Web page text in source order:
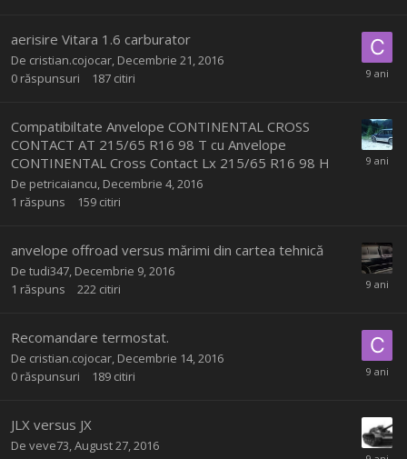
aerisire Vitara 1.6 carburator
De cristian.cojocar Decembrie 21, 2016
0 răspunsuri 187 citiri
Compatibiltate Anvelope CONTINENTAL CROSS
CONTACT AT 215/65 R16 98 T cu Anvelope
CONTINENTAL Cross Contact Lx 215/65 R16 98 H
De petricaiancu Decembrie 4, 2016
1 răspuns 159 citiri
anvelope offroad versus mărimi din cartea tehnică
De tudi347 Decembrie 9, 2016
1 răspuns 222 citiri
Recomandare termostat.
De cristian.cojocar Decembrie 14, 2016
0 răspunsuri 189 citiri
JLX versus JX
De veve73 August 27, 2016